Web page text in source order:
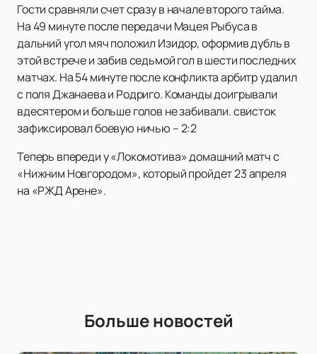
Гости сравняли счет сразу в начале второго тайма.
На 49 минуте после передачи Мацея Рыбуса в
дальний угол мяч положил Изидор, оформив дубль в
этой встрече и забив седьмой гол в шести последних
матчах. На 54 минуте после конфликта арбитр удалил
с поля Джанаева и Родриго. Команды доигрывали
вдесятером и больше голов не забивали. свисток
зафиксировал боевую ничью – 2:2
Теперь впереди у «Локомотива» домашний матч с
«Нижним Новгородом», который пройдет 23 апреля
на «РЖД Арене».
Больше новостей